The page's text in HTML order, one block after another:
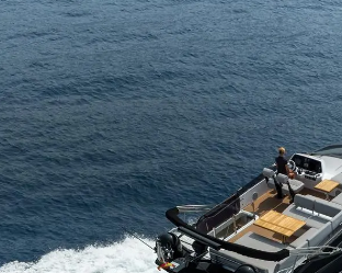
Yasal Haklar
Privacy Policy
MODERN SLAVERY
STATEMENT
TERMS &
COOKIE POLICY
RECRUITMENT